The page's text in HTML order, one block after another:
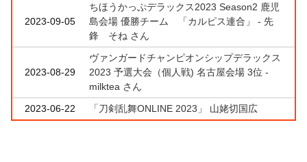
2023-09-05
ちほうかっぷデラックス2023 Season2 鹿児
島会場 優勝チーム 「カルピス連合」 - 先
鋒 そね さん
2023-08-29
ヴァンガードチャンピオンシップデラックス
2023 予選大会（個人戦) 名古屋会場 3位 -
milktea さん
2023-06-22
「刀剣乱舞ONLINE 2023」 山姥切国広